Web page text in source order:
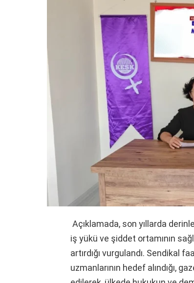
Açıklamada, son yıllarda
iş yükü ve şiddet ortamının
artırdığı vurgulandı. Sendikal
uzmanlarının hedef alındığı,